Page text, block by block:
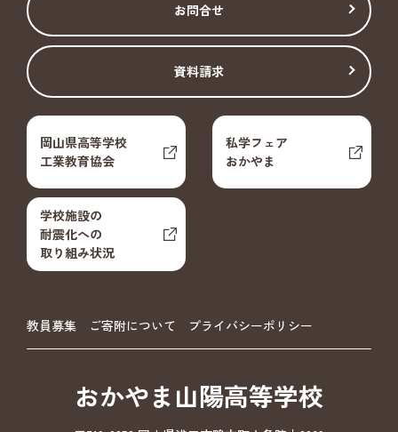
お問合せ
資料請求
岡山県高等学校
工業教育協会
私学フェア
おかやま
学校施設の
耐震化への
取り組み状況
教員募集 ご寄附について プライバシーポリシー
おかやま山陽高等学校